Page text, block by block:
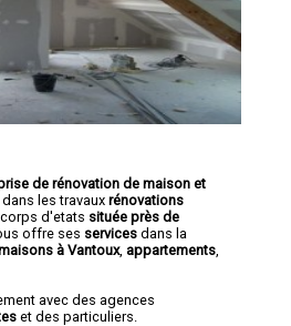
de rénovation de maison et
les travaux rénovations
d'etats située près de
offre ses services dans la
à Vantoux, appartements
avec des agences
et des particuliers.